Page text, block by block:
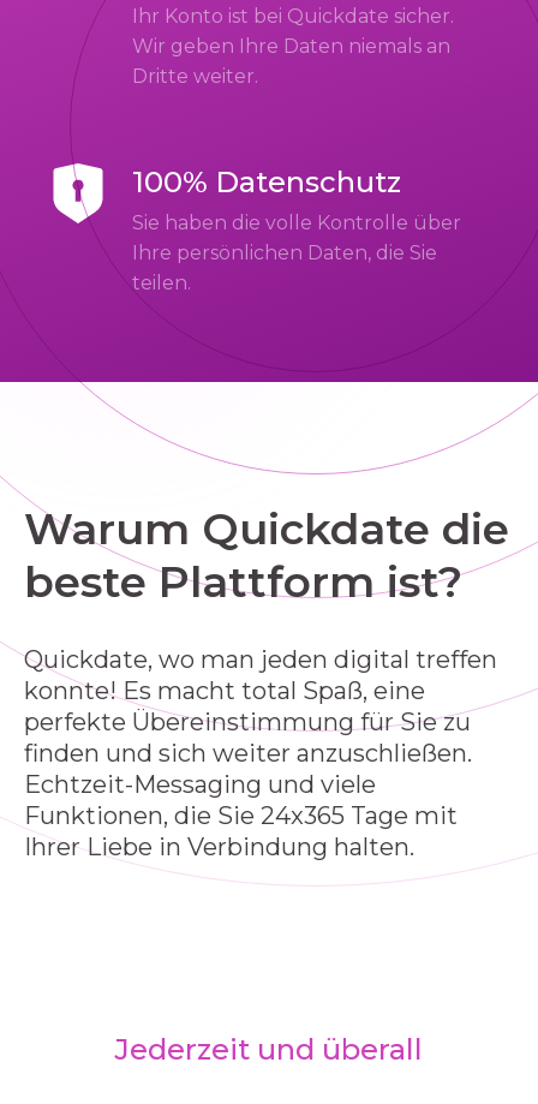
Ihr Konto ist bei Quickdate sicher.
Wir geben Ihre Daten niemals an
Dritte weiter.
100% Datenschutz
Sie haben die volle Kontrolle über
Ihre persönlichen Daten, die Sie
teilen.
Warum Quickdate die
beste Plattform ist?
Quickdate, wo man jeden digital treffen
konnte! Es macht total Spaß, eine
perfekte Übereinstimmung für Sie zu
finden und sich weiter anzuschließen.
Echtzeit-Messaging und viele
Funktionen, die Sie 24x365 Tage mit
Ihrer Liebe in Verbindung halten.
Jederzeit und überall